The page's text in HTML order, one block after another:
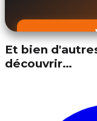
Et bien
découvrir…